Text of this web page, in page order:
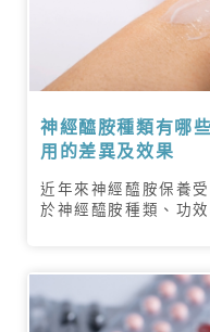
神經醯胺種類有哪
用的差異及效果
近年來神經醯胺保養
於神經醯胺種類、功
助您更全面地瞭解如